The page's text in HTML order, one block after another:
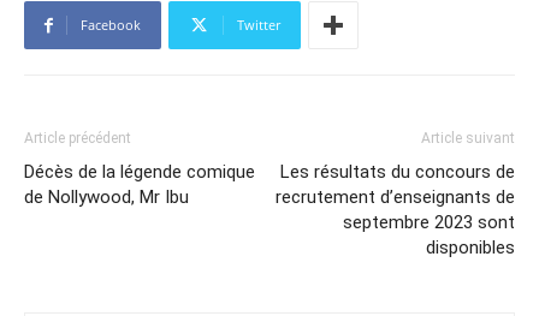
Facebook Twitter
Article précédent
Décès de la légende comique
de Nollywood, Mr Ibu
Article suivant
Les résultats du concours de
recrutement d’enseignants de
septembre 2023 sont
disponibles